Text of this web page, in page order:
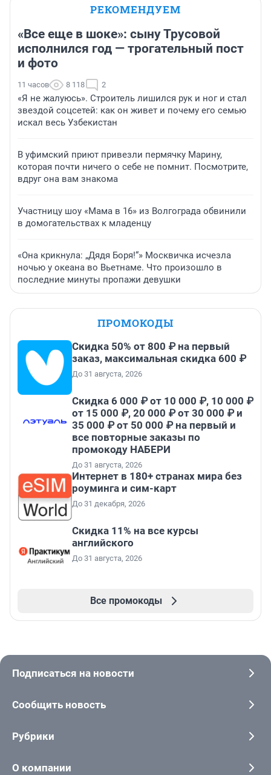
РЕКОМЕНДУЕМ
«Все еще в шоке»: сыну Трусовой
исполнился год — трогательный пост
и фото
11 часов 8 118 2
«Я не жалуюсь». Строитель лишился рук и ног и стал
звездой соцсетей: как он живет и почему его семью
искал весь Узбекистан
В уфимский приют привезли пермячку Марину,
которая почти ничего о себе не помнит. Посмотрите,
вдруг она вам знакома
Участницу шоу «Мама в 16» из Волгограда обвинили
в домогательствах к младенцу
«Она крикнула: „Дядя Боря!“» Москвичка исчезла
ночью у океана во Вьетнаме. Что произошло в
последние минуты пропажи девушки
ПРОМОКОДЫ
Скидка 50% от 800 ₽ на первый
заказ, максимальная скидка 600 ₽
До 31 августа, 2026
Скидка 6 000 ₽ от 10 000 ₽, 10 000 ₽
от 15 000 ₽, 20 000 ₽ от 30 000 ₽ и
35 000 ₽ от 50 000 ₽ на первый и
все повторные заказы по
промокоду НАБЕРИ
До 31 августа, 2026
Интернет в 180+ странах мира без
роуминга и сим-карт
До 31 декабря, 2026
Скидка 11% на все курсы
английского
До 31 августа, 2026
Все промокоды
Подписаться на новости
Сообщить новость
Рубрики
О компании